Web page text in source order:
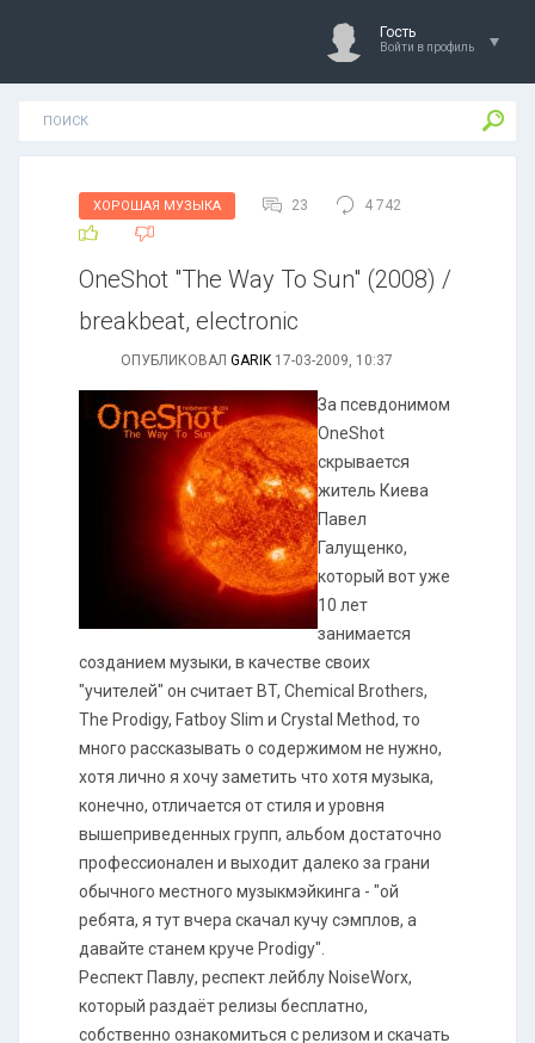
Гость
Войти в профиль
ХОРОШАЯ МУЗЫКА 23 4 742
OneShot "The Way To Sun" (2008) /
breakbeat, electronic
ОПУБЛИКОВАЛ GARIK 17-03-2009, 10:37
За псевдонимом
OneShot
скрывается
житель Киева
Павел
Галущенко,
который вот уже
10 лет
занимается
созданием музыки, в качестве своих
"учителей" он считает BT, Chemical Brothers,
The Prodigy, Fatboy Slim и Crystal Method, то
много рассказывать о содержимом не нужно,
хотя лично я хочу заметить что хотя музыка,
конечно, отличается от стиля и уровня
вышеприведенных групп, альбом достаточно
профессионален и выходит далеко за грани
обычного местного музыкмэйкинга - "ой
ребята, я тут вчера скачал кучу сэмплов, а
давайте станем круче Prodigy".
Респект Павлу, респект лейблу NoiseWorx,
который раздаёт релизы бесплатно,
собственно ознакомиться с релизом и скачать